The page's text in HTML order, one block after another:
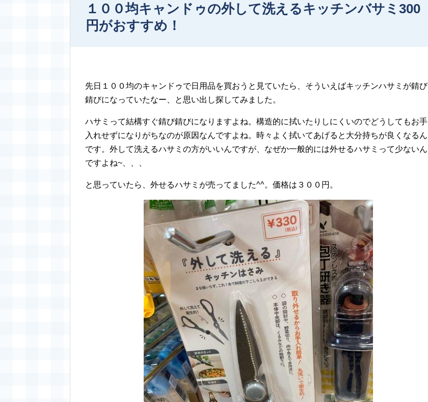
１００均キャンドゥの外して洗えるキッチンバサミ300
円がおすすめ！
先日１００均のキャンドゥで日用品を買おうと見ていたら、そういえばキッチンハサミが錆び
錆びになっていたなー、と思い出し探してみました。
ハサミって結構すぐ錆び錆びになりますよね。構造的に拭いたりしにくいのでどうしてもお手
入れせずになりがちなのが原因なんですよね。時々よく拭いてあげると大分持ちが良くなるん
です。外して洗えるハサミの方がいいんですが、なぜか一般的には外せるハサミって少ないん
ですよね~、、、
と思っていたら、外せるハサミが売ってました^^。価格は３００円。